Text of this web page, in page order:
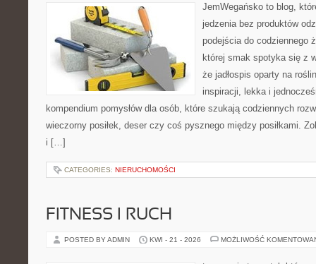
JemWegańsko to blog,
jedzenia bez produktów
podejścia do codziennego
której smak spotyka się z
że jadłospis oparty na
inspiracji, lekka i
kompendium pomysłów dla osób, które szukają codziennych
wieczorny posiłek, deser czy coś pysznego między posiłkami.
i […]
CATEGORIES: NIERUCHOMOŚCI
FITNESS I RUCH
POSTED BY ADMIN KWI - 21 - 2026 MOŻLIWOŚĆ